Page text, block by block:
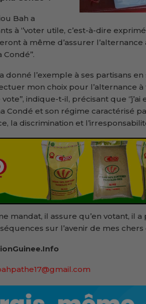
Bah a
à ‘’voter utile, c’est-à-dire
à même d’assurer
donné l’exemple à ses partisans
mon choix pour l’alternance
indique-t-il, précisant que
Condé et son régime caractérisé
la discrimination et
mandat, il assure qu’en votant, il
sur l’avenir de mes chers